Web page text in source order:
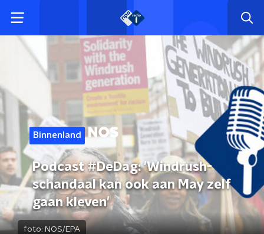
Binnenland
Podcast #DeDag: 'Windrush-
schandaal kan ook aan May zelf
gaan kleven'
foto: NOS/EPA